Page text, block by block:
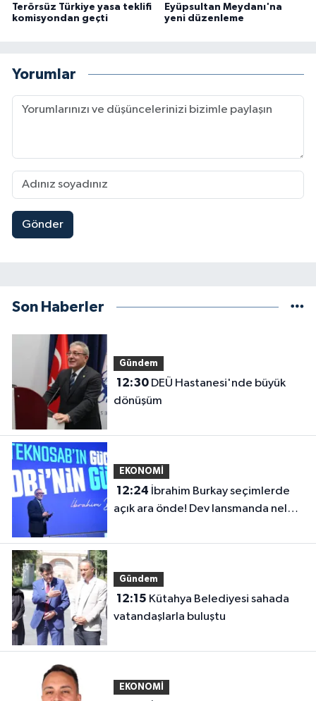
Terörsüz Türkiye yasa teklifi
komisyondan geçti
Eyüpsultan Meydanı'na
yeni düzenleme
Yorumlar
Gönder
Son Haberler
Gündem
12:30DEÜ Hastanesi'nde büyük
dönüşüm
EKONOMİ
12:24
açık ara önde! Dev lansmanda neler
Gündem
12:15
vatandaşlarla buluştu
EKONOMİ